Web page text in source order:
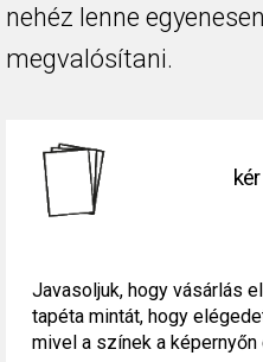
nehéz lenne
megvalósítani.
Javasoljuk, hogy vásárlás
tapéta mintát, hogy
mivel a színek a képernyőn